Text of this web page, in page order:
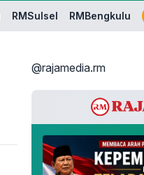
RMSulsel RMBengkulu
@rajamedia.rm